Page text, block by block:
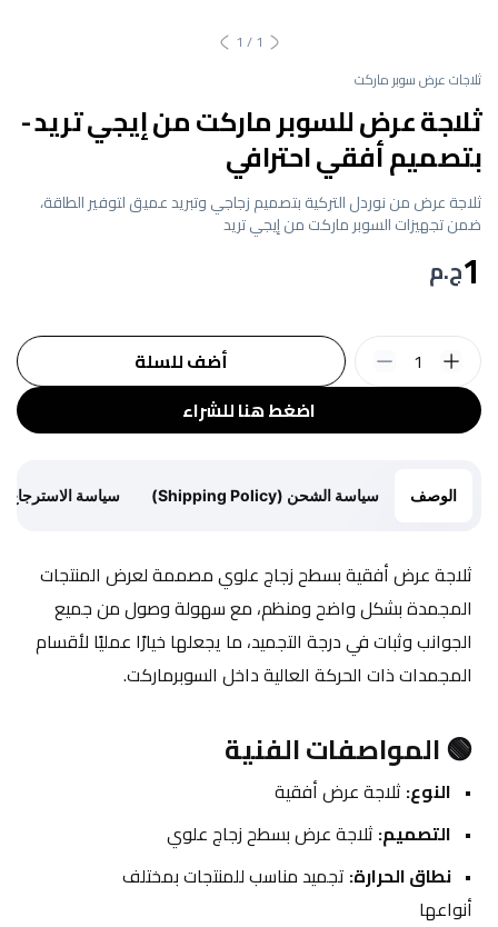
1
/
1
ثلاجات عرض سوبر ماركت
ثلاجة عرض للسوبر ماركت من إيجي تريد -
بتصميم أفقي احترافي
ثلاجة عرض من نوردل التركية بتصميم زجاجي وتبريد عميق لتوفير الطاقة،
ضمن تجهيزات السوبر ماركت من إيجي تريد
1ج.م
اضغط هنا للشراء
أضف للسلة 1
الوصف سياسة الشحن (Shipping Policy) سياسة الاسترجاع (Return Policy)
المجمدات ذات الحركة العالية داخل السوبرماركت.
🟢 المواصفات الفنية
النوع: ثلاجة عرض أفقية
التصميم: ثلاجة عرض بسطح زجاج علوي
نطاق الحرارة:
أنواعها